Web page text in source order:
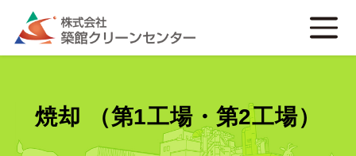
お知らせ
会社案内
代表挨拶
施設・部署の連絡先、営業時間
焼却(第1工場・第2工場)
破砕・選別(髙森RCS)
採用情報
よくあるご質問
焼却 （第1工場・第2工場）